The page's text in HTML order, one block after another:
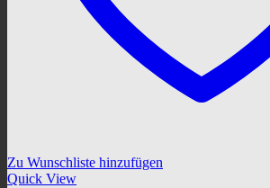
Zu Wunschliste hinzufügen
Quick View